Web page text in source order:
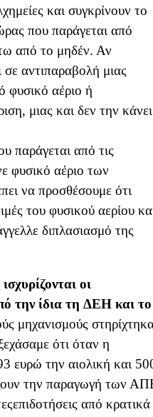
και συγκρίνουν το
που παράγεται από
από το μηδέν. Αν
αντιπαραβολή μιας
φυσικό αέριο ή
μιας και δεν την
παράγεται από τις
φυσικό αέριο των
να προσθέσουμε ότι
του φυσικού αερίου
διπλασιασμό της
οι
την ίδια τη ΔΕΗ και το
μηχανισμούς
ότι όταν η
ευρώ την αιολική και
την παραγωγή των
από κρατικά